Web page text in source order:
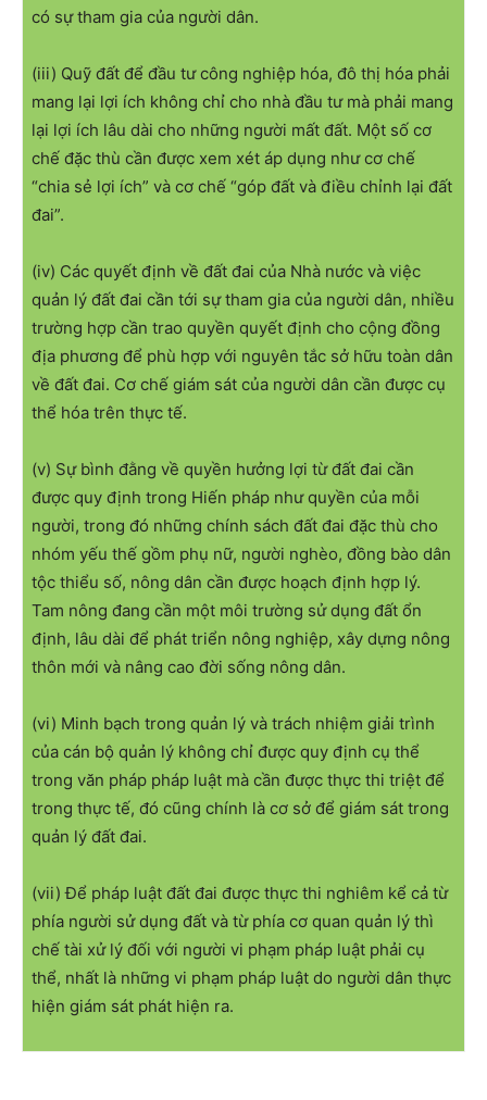
có sự tham gia của người dân.
(iii) Quỹ đất để đầu tư công nghiệp hóa, đô thị hóa phải
mang lại lợi ích không chỉ cho nhà đầu tư mà phải mang
lại lợi ích lâu dài cho những người mất đất. Một số cơ
chế đặc thù cần được xem xét áp dụng như cơ chế
“chia sẻ lợi ích” và cơ chế “góp đất và điều chỉnh lại đất
đai”.
(iv) Các quyết định về đất đai của Nhà nước và việc
quản lý đất đai cần tới sự tham gia của người dân, nhiều
trường hợp cần trao quyền quyết định cho cộng đồng
địa phương để phù hợp với nguyên tắc sở hữu toàn dân
về đất đai. Cơ chế giám sát của người dân cần được cụ
thể hóa trên thực tế.
(v) Sự bình đằng về quyền hưởng lợi từ đất đai cần
được quy định trong Hiến pháp như quyền của mỗi
người, trong đó những chính sách đất đai đặc thù cho
nhóm yếu thế gồm phụ nữ, người nghèo, đồng bào dân
tộc thiểu số, nông dân cần được hoạch định hợp lý.
Tam nông đang cần một môi trường sử dụng đất ổn
định, lâu dài để phát triển nông nghiệp, xây dựng nông
thôn mới và nâng cao đời sống nông dân.
(vi) Minh bạch trong quản lý và trách nhiệm giải trình
của cán bộ quản lý không chỉ được quy định cụ thể
trong văn pháp pháp luật mà cần được thực thi triệt để
trong thực tế, đó cũng chính là cơ sở để giám sát trong
quản lý đất đai.
(vii) Để pháp luật đất đai được thực thi nghiêm kể cả từ
phía người sử dụng đất và từ phía cơ quan quản lý thì
chế tài xử lý đối với người vi phạm pháp luật phải cụ
thể, nhất là những vi phạm pháp luật do người dân thực
hiện giám sát phát hiện ra.